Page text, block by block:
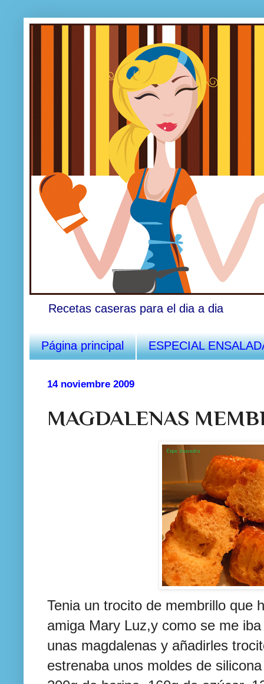
Recetas caseras para el dia a dia
Página principal ESPECIAL
14 noviembre 2009
MAGDALENAS
Tenia un trocito de membrillo que
amiga Mary Luz,y como se me
unas magdalenas y añadirles
estrenaba unos moldes de silicona